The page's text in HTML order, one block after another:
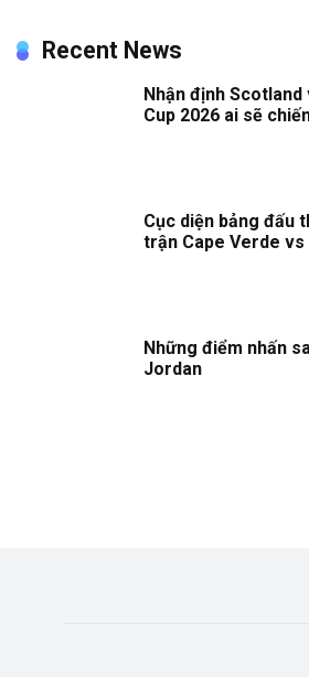
Recent News
Nhận định
Cup 2026 ai sẽ
Cục diện bảng đấu
trận Cape Verde vs
Những điểm nhấn
Jordan